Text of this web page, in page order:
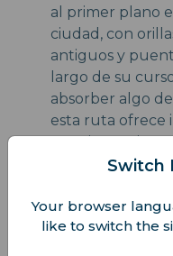
al primer plano
ciudad, con
antiguos y
largo de su
absorber algo
esta ruta ofrece
pero
Alojamiento:
Alójate cerca de la
Switch
Your browser
like to switch the